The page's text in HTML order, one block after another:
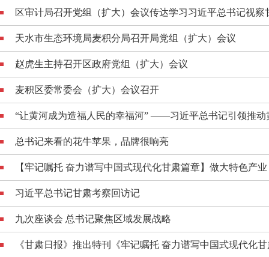
区审计局召开党组（扩大）会议传达学习习近平总书记视
天水市生态环境局麦积分局召开局党组（扩大）会议
赵虎生主持召开区政府党组（扩大）会议
麦积区委常委会（扩大）会议召开
“让黄河成为造福人民的幸福河” ——习近平总书记引领推动
总书记来看的花牛苹果，品牌很响亮
【牢记嘱托 奋力谱写中国式现代化甘肃篇章】做大特色产
习近平总书记甘肃考察回访记
九次座谈会 总书记聚焦区域发展战略
《甘肃日报》推出特刊《牢记嘱托 奋力谱写中国式现代化